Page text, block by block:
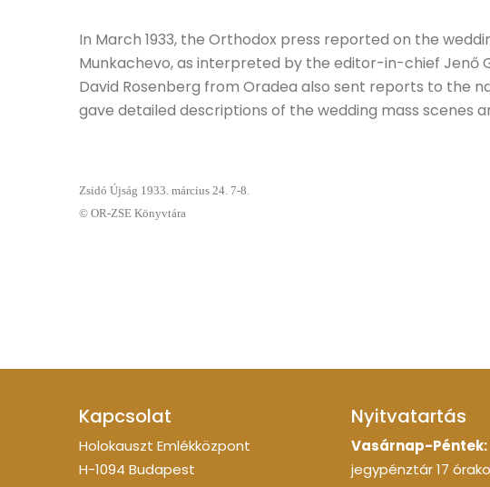
In March 1933, the Orthodox press reported on the
Munkachevo, as interpreted by the editor-in-chief Jenő
David Rosenberg from Oradea also sent reports to the
gave detailed descriptions of the wedding mass scenes
Zsidó Újság 1933. március 24. 7-8.
© OR-ZSE Könyvtára
Kapcsolat
Holokauszt Emlékközpont
H-1094 Budapest
Nyitvatartás
Vasárnap-Péntek:
jegypénztár 17